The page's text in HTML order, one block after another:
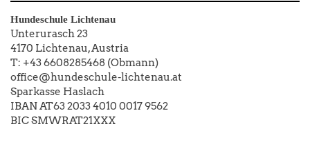
Hundeschule Lichtenau
Unterurasch 23
4170 Lichtenau, Austria
T: +43 6608285468 (Obmann)
office@hundeschule-lichtenau.at
Sparkasse Haslach
IBAN AT63 2033 4010 0017 9562
BIC SMWRAT21XXX